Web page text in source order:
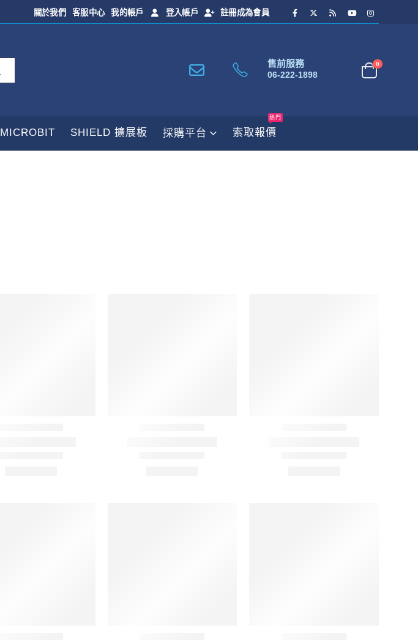
關於我們 客服中心 我的帳戶 登入帳戶 註冊成為會員
售前服務
06-222-1898
0
MICROBIT SHIELD 擴展板 採購平台 索取報價
熱門